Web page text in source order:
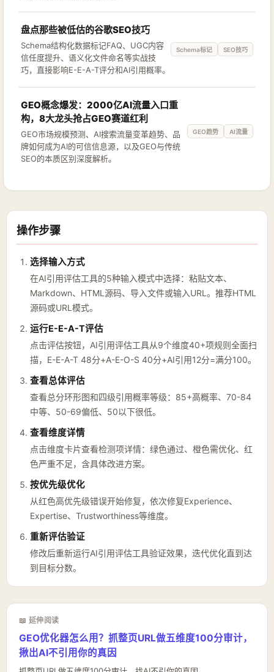
盘点那些被低估的谷歌SEO技巧
Schema结构化数据标记FAQ、UGC内容
信任度提升、语义化文件命名等实战技
巧，直接影响E-E-A-T评分和AI引用概率。
Schema标记 SEO技巧
GEO概念爆发：2000亿AI流量入口重
构，8大龙头抢占GEO赛道红利
GEO市场规模预测、AI搜索流量变革趋势、品
牌如何成为AI的可信信息源，以及GEO与传统
SEO的本质区别深度解析。
GEO趋势 AI流量
操作步骤
选择输入方式
在AI引用评估工具的5种输入模式中选择：粘贴文本、
Markdown、HTML源码、导入文件或输入URL。推荐HTML
源码或URL模式。
运行E-E-A-T评估
点击评估按钮，AI引用评估工具从9个维度40+项规则全面扫
描，E-E-A-T 48分+A-E-O-S 40分+AI引用12分=满分100。
查看总体评估
查看总分环形图和四级引用概率等级：85+高概率、70-84
中等、50-69偏低、50以下很低。
查看维度详情
点击维度卡片查看检测项详情：绿色通过、橙色需优化、红
色严重不足，含具体改进方案。
按优先级优化
从红色高优先级错误开始修复，依次修复Experience、
Expertise、Trustworthiness等维度。
重新评估验证
修改后重新运行AI引用评估工具验证效果，迭代优化直到达
到目标分数。
📖 延伸阅读
GEO优化器怎么用？抓整页URL做五维度100分审计，
揪出AI不引用你的真因